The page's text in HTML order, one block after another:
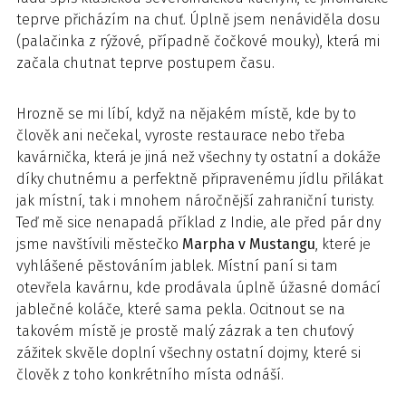
teprve přicházím na chuť. Úplně jsem nenáviděla dosu
(palačinka z rýžové, případně čočkové mouky), která mi
začala chutnat teprve postupem času.
Hrozně se mi líbí, když na nějakém místě, kde by to
člověk ani nečekal, vyroste restaurace nebo třeba
kavárnička, která je jiná než všechny ty ostatní a dokáže
díky chutnému a perfektně připravenému jídlu přilákat
jak místní, tak i mnohem náročnější zahraniční turisty.
Teď mě sice nenapadá příklad z Indie, ale před pár dny
jsme navštívili městečko Marpha v Mustangu, které je
vyhlášené pěstováním jablek. Místní paní si tam
otevřela kavárnu, kde prodávala úplně úžasné domácí
jablečné koláče, které sama pekla. Ocitnout se na
takovém místě je prostě malý zázrak a ten chuťový
zážitek skvěle doplní všechny ostatní dojmy, které si
člověk z toho konkrétního místa odnáší.